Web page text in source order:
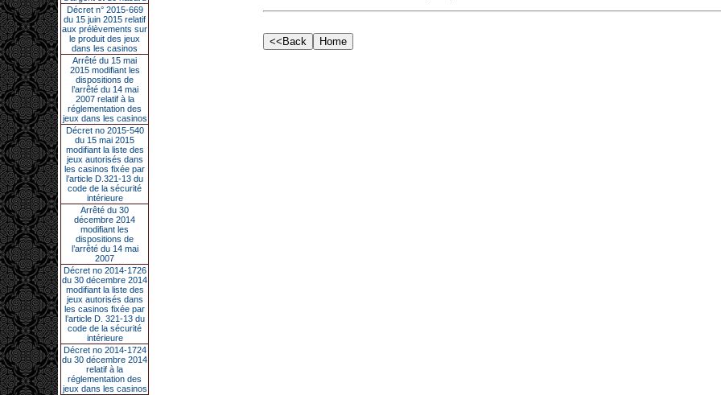
Décret n° 2015-669
du 15 juin 2015 relatif
aux prélèvements sur
le produit des jeux
dans les casinos
Arrêté du 15 mai
2015 modifiant les
dispositions de
l’arrêté du 14 mai
2007 relatif à la
réglementation des
jeux dans les casinos
Décret no 2015-540
du 15 mai 2015
modifiant la liste des
jeux autorisés dans
les casinos fixée par
l’article D.321-13 du
code de la sécurité
intérieure
Arrêté du 30
décembre 2014
modifiant les
dispositions de
l’arrêté du 14 mai
2007
Décret no 2014-1726
du 30 décembre 2014
modifiant la liste des
jeux autorisés dans
les casinos fixée par
l’article D. 321-13 du
code de la sécurité
intérieure
Décret no 2014-1724
du 30 décembre 2014
relatif à la
réglementation des
jeux dans les casinos